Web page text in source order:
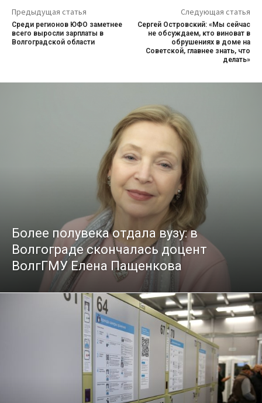
Предыдущая статья
Среди регионов ЮФО заметнее
всего выросли зарплаты в
Волгоградской области
Следующая статья
Сергей Островский: «Мы сейчас
не обсуждаем, кто виноват в
обрушениях в доме на
Советской, главнее знать, что
делать»
Более полувека отдала вузу: в
Волгограде скончалась доцент
ВолгГМУ Елена Пащенкова